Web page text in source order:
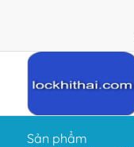
Sản phẩm